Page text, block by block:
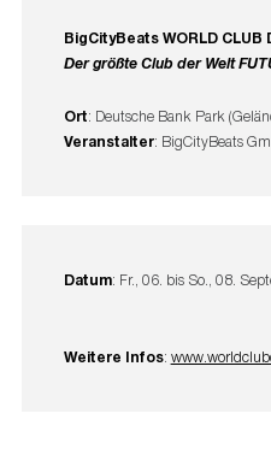
BigCityBeats WORLD CLUB
Der größte Club der Welt
Ort: Deutsche Bank Park
Veranstalter: BigCityBeats
Datum: Fr., 06. bis So., 08.
Weitere Infos: